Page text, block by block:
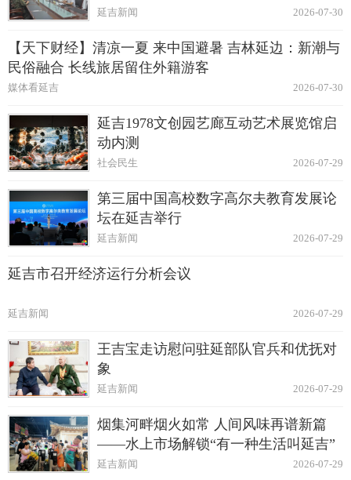
2026-07-30
延吉新闻
【天下财经】清凉一夏 来中国避暑 吉林延边：新潮与
民俗融合 长线旅居留住外籍游客
2026-07-30
媒体看延吉
延吉1978文创园艺廊互动艺术展览馆启
动内测
2026-07-29
社会民生
第三届中国高校数字高尔夫教育发展论
坛在延吉举行
2026-07-29
延吉新闻
延吉市召开经济运行分析会议
2026-07-29
延吉新闻
王吉宝走访慰问驻延部队官兵和优抚对
象
2026-07-29
延吉新闻
烟集河畔烟火如常 人间风味再谱新篇
——水上市场解锁“有一种生活叫延吉”
2026-07-29
延吉新闻